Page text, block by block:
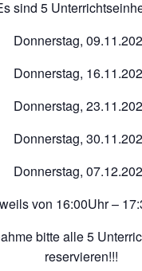
sind 5
Donnerstag,
Donnerstag,
Donnerstag,
Donnerstag,
Donnerstag,
von 16:00Uhr –
bitte alle 5
reservieren!!!